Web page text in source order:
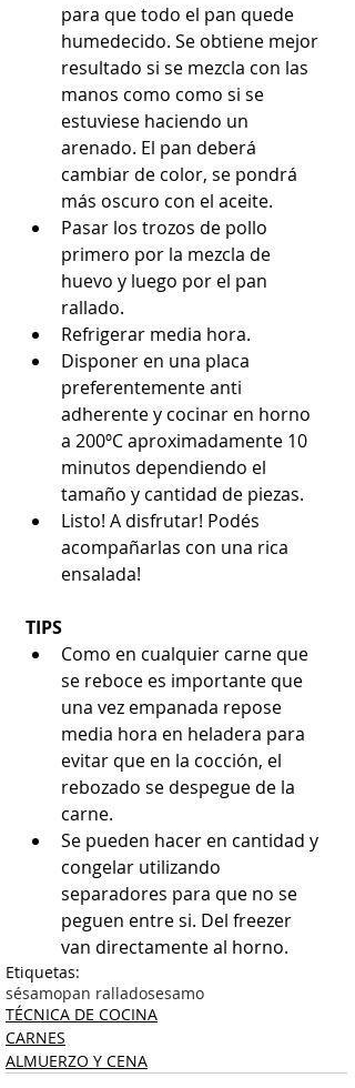
para que todo el pan quede
humedecido. Se obtiene mejor
resultado si se mezcla con las
manos como como si se
estuviese haciendo un
arenado. El pan deberá
cambiar de color, se pondrá
más oscuro con el aceite.
Pasar los trozos de pollo
primero por la mezcla de
huevo y luego por el pan
rallado.
Refrigerar media hora.
Disponer en una placa
preferentemente anti
adherente y cocinar en horno
a 200ºC aproximadamente 10
minutos dependiendo el
tamaño y cantidad de piezas.
Listo! A disfrutar! Podés
acompañarlas con una rica
ensalada!
TIPS
Como en cualquier carne que
se reboce es importante que
una vez empanada repose
media hora en heladera para
evitar que en la cocción, el
rebozado se despegue de la
carne.
Se pueden hacer en cantidad y
congelar utilizando
separadores para que no se
peguen entre si. Del freezer
van directamente al horno.
Etiquetas:
sésamopan ralladosesamo
TÉCNICA DE COCINA
CARNES
ALMUERZO Y CENA